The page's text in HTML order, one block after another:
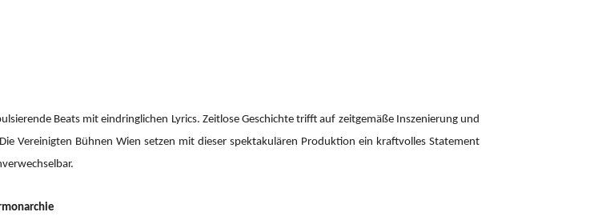
Beats mit eindringlichen Lyrics. Zeitlose Geschichte trifft auf zeitgemäße Inszenierung und
Vereinigten Bühnen Wien setzen mit dieser spektakulären Produktion ein kraftvolles Statement